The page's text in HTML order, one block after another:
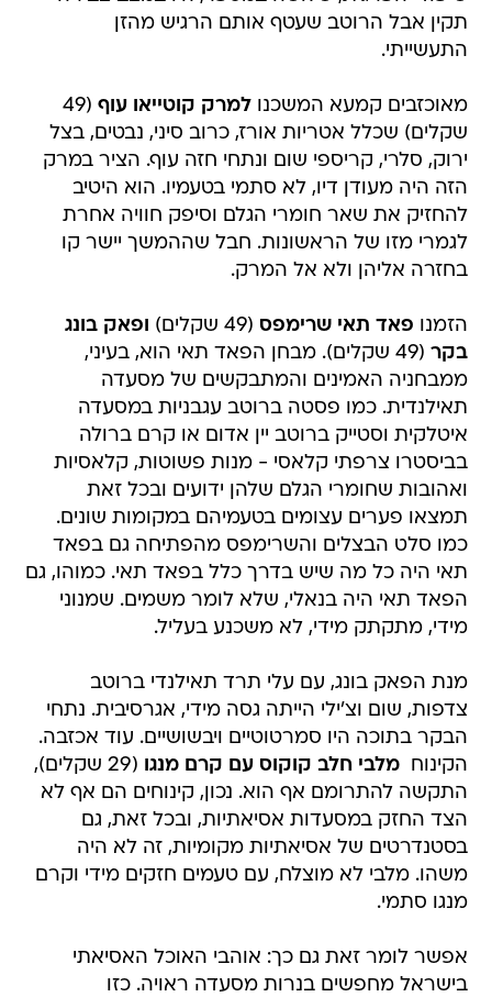
תקין אבל הרוטב שעטף אותם הרגיש מהזן
התעשייתי.
מאוכזבים קמעא המשכנולמרק קוטייאו עוף
(49
שקלים) שכלל אטריות אורז, כרוב סיני, נבטים, בצל
ירוק, סלרי, קריספי שום ונתחי חזה עוף. הציר במרק
הזה היה מעודן דיו, לא סתמי בטעמיו. הוא היטיב
להחזיק את שאר חומרי הגלם וסיפק חוויה אחרת
לגמרי מזו של הראשונות. חבל שההמשך יישר קו
בחזרה אליהן ולא אל המרק.
הזמנו פאד תאי שרימפס (49 שקלים)
ופאק בונג
בקר
(49 שקלים). מבחן הפאד תאי הוא, בעיני,
ממבחניה האמינים והמתבקשים של מסעדה
תאילנדית. כמו פסטה ברוטב עגבניות במסעדה
איטלקית וסטייק ברוטב יין אדום או קרם ברולה
בביסטרו צרפתי קלאסי - מנות פשוטות, קלאסיות
ואהובות שחומרי הגלם שלהן ידועים ובכל זאת
תמצאו פערים עצומים בטעמיהם במקומות שונים.
כמו סלט הבצלים והשרימפס מהפתיחה גם בפאד
תאי היה כל מה שיש בדרך כלל בפאד תאי. כמוהו, גם
הפאד תאי היה בנאלי, שלא לומר משמים. שמנוני
מידי, מתקתק מידי, לא משכנע בעליל.
מנת הפאק בונג, עם עלי תרד תאילנדי ברוטב
צדפות, שום וצ'ילי הייתה גסה מידי, אגרסיבית. נתחי
הבקר בתוכה היו סמרטוטיים ויבשושיים. עוד אכזבה.
הקינוח מלבי חלב קוקוס עם קרם מנגו
(29 שקלים),
התקשה להתרומם אף הוא. נכון, קינוחים הם אף לא
הצד החזק במסעדות אסיאתיות, ובכל זאת, גם
בסטנדרטים של אסיאתיות מקומיות, זה לא היה
משהו. מלבי לא מוצלח, עם טעמים חזקים מידי וקרם
מנגו סתמי.
אפשר לומר זאת גם כך: אוהבי האוכל האסיאתי
בישראל מחפשים בנרות מסעדה ראויה. כזו